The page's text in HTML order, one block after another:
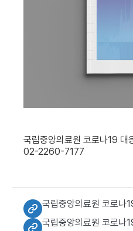
국립중앙의료원 코로나19 대
02-2260-7177
국립중앙의료원 코로나
국립중앙의료원 코로나